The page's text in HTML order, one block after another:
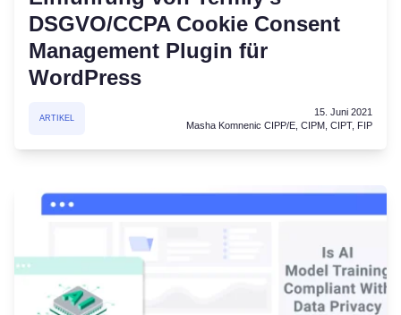
DSGVO/CCPA Cookie Consent
Management Plugin für
WordPress
ARTIKEL
15. Juni 2021
Masha Komnenic CIPP/E, CIPM, CIPT, FIP